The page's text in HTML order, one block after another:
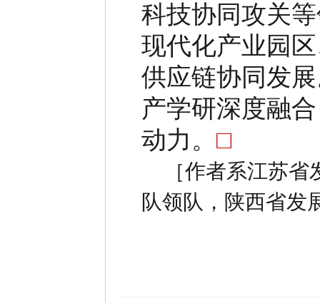
科技协同攻关
现代化产业园
供应链协同发
产学研深度融
动力。 □
［作者系江苏
队领队，陕西省发